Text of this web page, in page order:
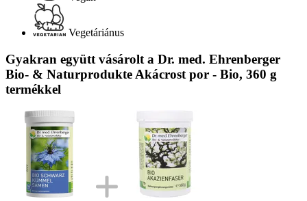
Vegetáriánus
Gyakran együtt vásárolt a Dr. med. Ehrenberger
Bio- & Naturprodukte Akácrost por - Bio, 360 g
termékkel